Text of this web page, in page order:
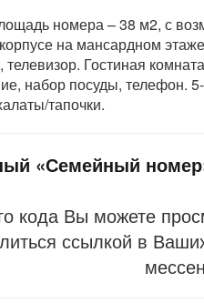
номера – 38 м2, с
на мансардном
телевизор. Гостиная
набор посуды, телефон.
тапочки.
«Семейный
кода Вы можете
ссылкой в